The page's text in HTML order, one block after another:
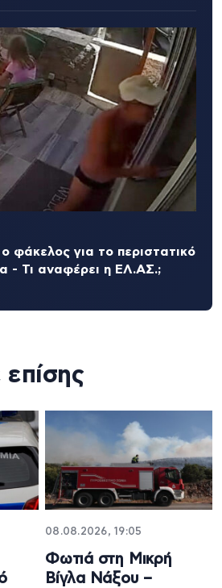
φάκελος για το περιστατικό
- Τι αναφέρει η ΕΛ.ΑΣ.;
08.08.2026, 19:05
Φωτιά στη Μικρή
Βίγλα Νάξου –